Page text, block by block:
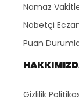
Namaz
Nöbetçi
Puan
Gizlilik